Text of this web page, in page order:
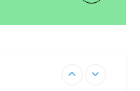
Матрас Vitaflex Foam